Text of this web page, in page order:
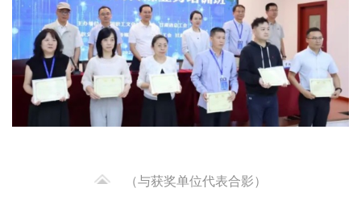
（与获奖单位代表合影）